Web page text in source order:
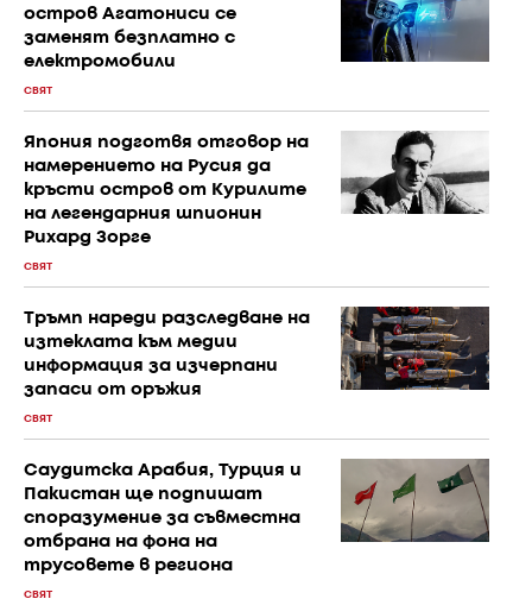
остров Агатониси се
заменят безплатно с
електромобили
СВЯТ
Япония подготвя отговор на
намерението на Русия да
кръсти остров от Курилите
на легендарния шпионин
Рихард Зорге
СВЯТ
Тръмп нареди разследване на
изтеклата към медии
информация за изчерпани
запаси от оръжия
СВЯТ
Саудитска Арабия, Турция и
Пакистан ще подпишат
споразумение за съвместна
отбрана на фона на
трусовете в региона
СВЯТ